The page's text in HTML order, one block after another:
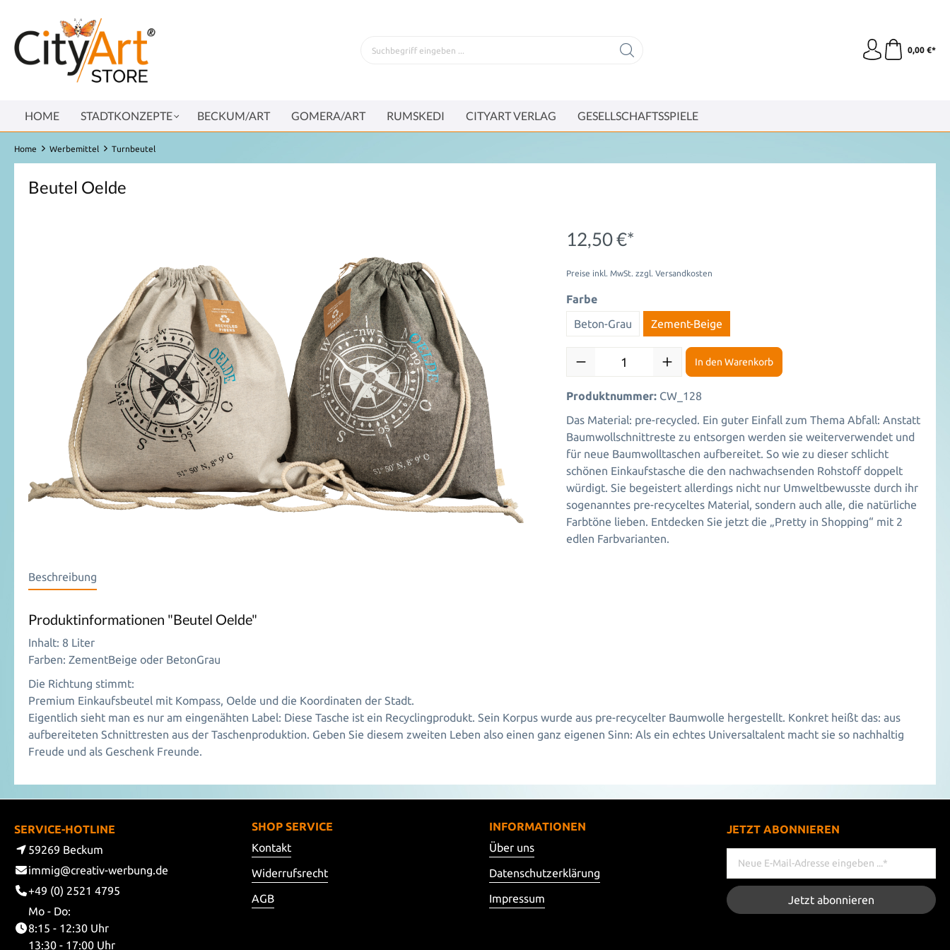
0,00 €*
HOME STADTKONZEPTE BECKUM/ART GOMERA/ART RUMSKEDI CITYART VERLAG GESELLSCHAFTSSPIELE
Home Werbemittel Turnbeutel
Beutel Oelde
12,50 €*
Preise inkl. MwSt. zzgl. Versandkosten
Farbe
Beton-Grau
Zement-Beige
In den Warenkorb
Produktnummer: CW_128
Das Material: pre-recycled. Ein guter Einfall zum Thema Abfall: Anstatt
Baumwollschnittreste zu entsorgen werden sie weiterverwendet und
für neue Baumwolltaschen aufbereitet. So wie zu dieser schlicht
schönen Einkaufstasche die den nachwachsenden Rohstoff doppelt
würdigt. Sie begeistert allerdings nicht nur Umweltbewusste durch ihr
sogenanntes pre-recyceltes Material, sondern auch alle, die natürliche
Farbtöne lieben. Entdecken Sie jetzt die „Pretty in Shopping“ mit 2
edlen Farbvarianten.
Beschreibung
Produktinformationen "Beutel Oelde"
Inhalt: 8 Liter
Farben: ZementBeige oder BetonGrau
Die Richtung stimmt:
Premium Einkaufsbeutel mit Kompass, Oelde und die Koordinaten der Stadt.
Eigentlich sieht man es nur am eingenähten Label: Diese Tasche ist ein Recyclingprodukt. Sein Korpus wurde aus pre-recycelter Baumwolle hergestellt. Konkret heißt das: aus
aufbereiteten Schnittresten aus der Taschenproduktion. Geben Sie diesem zweiten Leben also einen ganz eigenen Sinn: Als ein echtes Universaltalent macht sie so nachhaltig
Freude und als Geschenk Freunde.
SERVICE-HOTLINE
59269 Beckum
immig@creativ-werbung.de
+49 (0) 2521 4795
Mo - Do:
8:15 - 12:30 Uhr
13:30 - 17:00 Uhr
SHOP SERVICE
Kontakt
Widerrufsrecht
AGB
INFORMATIONEN
Über uns
Datenschutzerklärung
Impressum
JETZT ABONNIEREN
Jetzt abonnieren